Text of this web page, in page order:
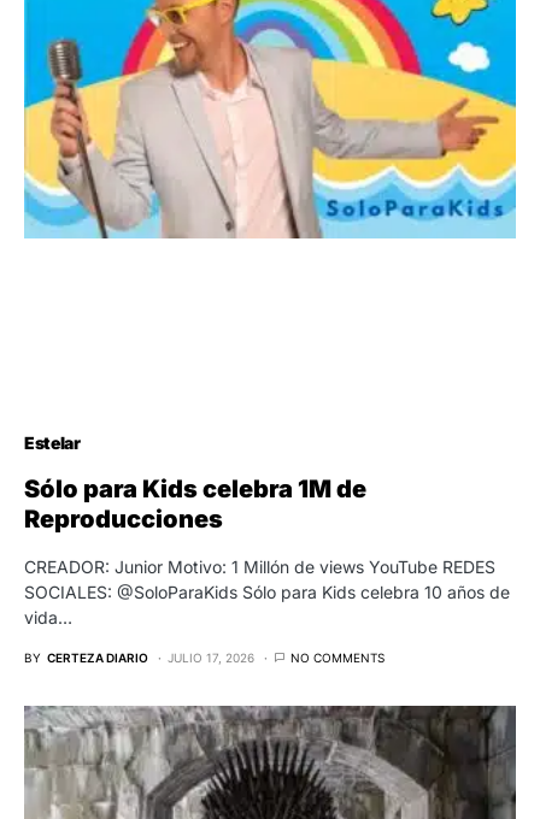
Estelar
Sólo para Kids celebra 1M de
Reproducciones
CREADOR: Junior Motivo: 1 Millón de views YouTube REDES
SOCIALES: @SoloParaKids Sólo para Kids celebra 10 años de
vida…
BY CERTEZA DIARIO JULIO 17, 2026 NO COMMENTS